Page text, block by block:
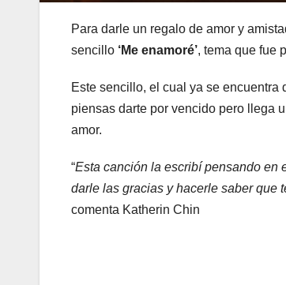
Para darle un regalo de amor y
sencillo ‘Me enamoré’, tema que fue
Este sencillo, el cual ya se
piensas darte por vencido pero llega
amor.
“Esta canción la escribí pensando en
darle las gracias y hacerle saber que
comenta Katherin Chin